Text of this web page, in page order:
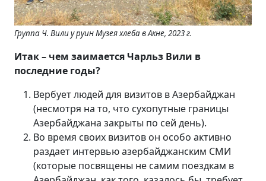
Группа Ч. Вили у руинМузея хлеба в Акне, 2023 г.
Итак – чем заимается Чарльз Вили в
последние годы?
Вербует людей для визитов в Азербайджан
(несмотря на то, что сухопутные границы
Азербайджана закрыты по сей день).
Во время своих визитов он особо активно
раздает интервью азербайджанским СМИ
(которые посвящены не самим поездкам в